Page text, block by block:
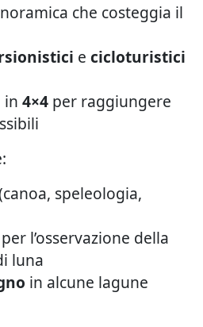
che costeggia il
e cicloturistici
in 4×4 per raggiungere
speleologia,
per l’osservazione della
luna
in alcune lagune